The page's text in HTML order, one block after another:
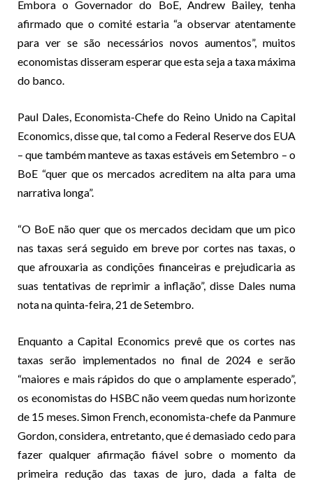
Embora o Governador do BoE, Andrew Bailey, tenha
afirmado que o comité estaria “a observar atentamente
para ver se são necessários novos aumentos”, muitos
economistas disseram esperar que esta seja a taxa máxima
do banco.
Paul Dales, Economista-Chefe do Reino Unido na Capital
Economics, disse que, tal como a Federal Reserve dos EUA
– que também manteve as taxas estáveis em Setembro – o
BoE “quer que os mercados acreditem na alta para uma
narrativa longa”.
“O BoE não quer que os mercados decidam que um pico
nas taxas será seguido em breve por cortes nas taxas, o
que afrouxaria as condições financeiras e prejudicaria as
suas tentativas de reprimir a inflação”, disse Dales numa
nota na quinta-feira, 21 de Setembro.
Enquanto a Capital Economics prevê que os cortes nas
taxas serão implementados no final de 2024 e serão
“maiores e mais rápidos do que o amplamente esperado”,
os economistas do HSBC não veem quedas num horizonte
de 15 meses. Simon French, economista-chefe da Panmure
Gordon, considera, entretanto, que é demasiado cedo para
fazer qualquer afirmação fiável sobre o momento da
primeira redução das taxas de juro, dada a falta de